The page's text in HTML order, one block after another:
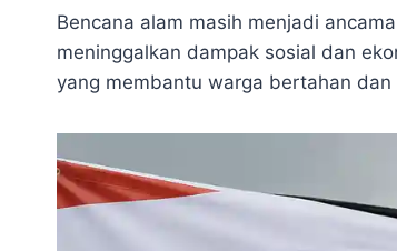
Bencana alam masih menjadi
meninggalkan dampak sosial dan
yang membantu warga bertahan